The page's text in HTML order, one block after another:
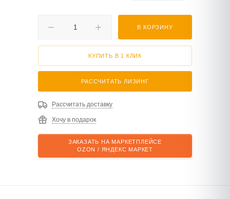
В КОРЗИНУ
КУПИТЬ В 1 КЛИК
РАССЧИТАТЬ ЛИЗИНГ
Рассчитать доставку
Хочу в подарок
ЗАКАЗАТЬ НА МАРКЕТПЛЕЙСЕ
OZON / ЯНДЕКС МАРКЕТ